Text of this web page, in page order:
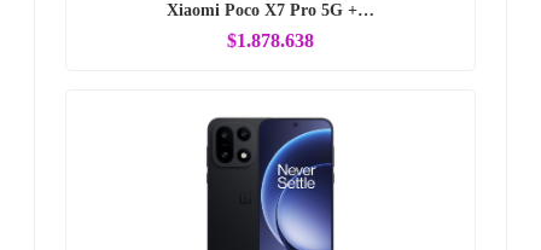
Xiaomi Poco X7 Pro 5G +…
$1.878.638